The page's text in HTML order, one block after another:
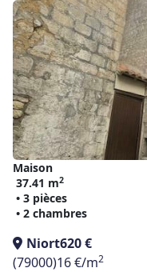
Maison
37.41 m2
• 3 pièces
• 2 chambres
Niort620 €
(79000)16 €/m2